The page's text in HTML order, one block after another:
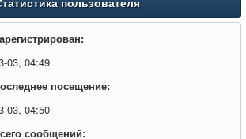
03, 04:49
посещение:
03, 04:50
сообщений: